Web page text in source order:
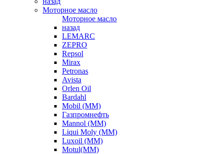
Моторное масло
Моторное масло
назад
LEMARC
ZEPRO
Repsol
Mirax
Petronas
Avista
Orlen Oil
Bardahl
Mobil (ММ)
Газпромнефть
Mannol (ММ)
Liqui Moly (ММ)
Luxoil (ММ)
Motul(ММ)